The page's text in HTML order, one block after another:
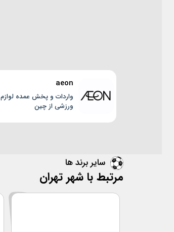
aeon
واردات و پخش عمده لوازم
ورزشی از چین
سایر برند ها
مرتبط با شهر تهران